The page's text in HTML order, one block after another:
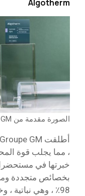
Algotherm
الصورة مقدمة من Groupe GM
، مما يجلب قوة
خبرتها في
بخصائص متجددة
98٪ ، وهي نباتية ،